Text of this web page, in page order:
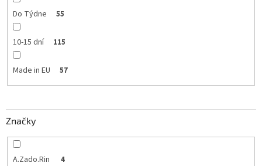
Do Týdne 55
10-15 dní 115
Made in EU 57
Značky
A.Zado.Rin 4